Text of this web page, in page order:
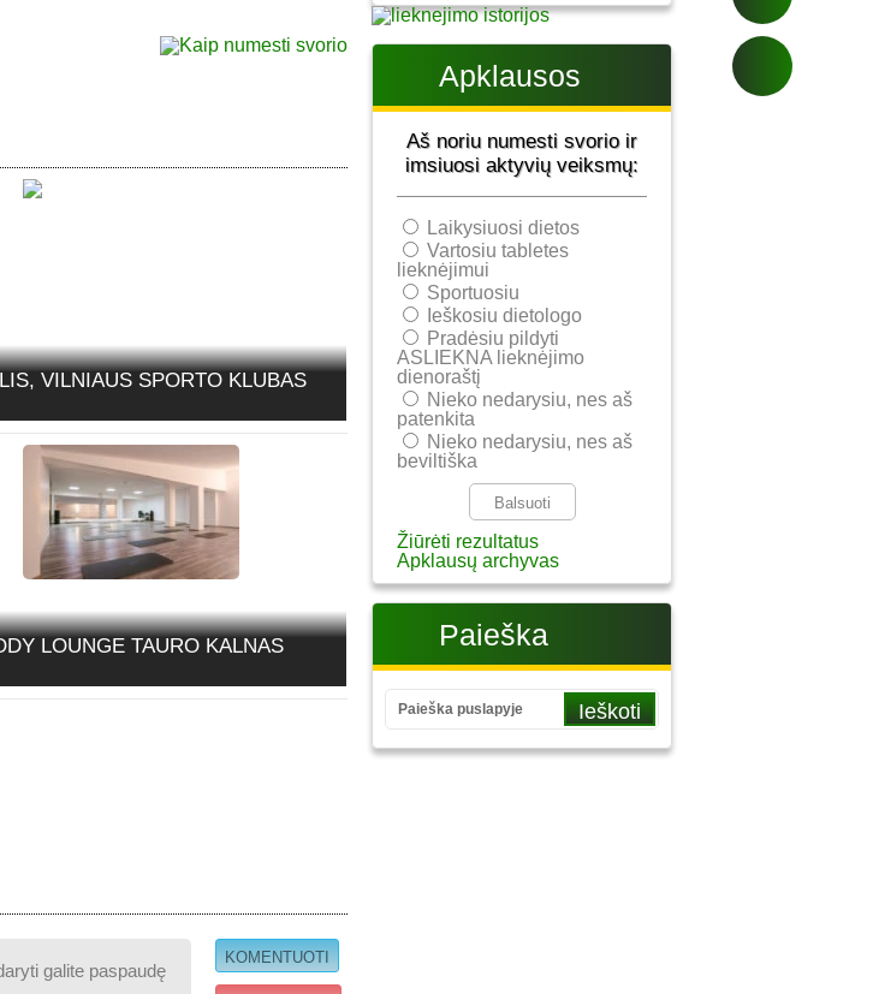
VILNIAUS SPORTO KLUBAS
LOUNGE TAURO KALNAS
Apklausos
Aš noriu numesti svorio ir
imsiuosi aktyvių veiksmų:
Laikysiuosi dietos
Vartosiu tabletes
lieknėjimui
Sportuosiu
Ieškosiu dietologo
Pradėsiu pildyti
ASLIEKNA lieknėjimo
dienoraštį
Nieko nedarysiu, nes aš
patenkita
Nieko nedarysiu, nes aš
beviltiška
Žiūrėti rezultatus
Apklausų archyvas
Paieška